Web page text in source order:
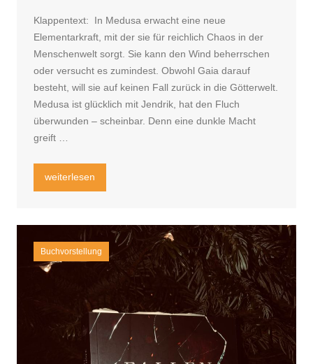
Klappentext: In Medusa erwacht eine neue
Elementarkraft, mit der sie für reichlich Chaos in der
Menschenwelt sorgt. Sie kann den Wind beherrschen
oder versucht es zumindest. Obwohl Gaia darauf
besteht, will sie auf keinen Fall zurück in die Götterwelt.
Medusa ist glücklich mit Jendrik, hat den Fluch
überwunden – scheinbar. Denn eine dunkle Macht
greift …
„Rezension Medusas Fluch – Götterschimmer“
weiterlesen
Buchvorstellung